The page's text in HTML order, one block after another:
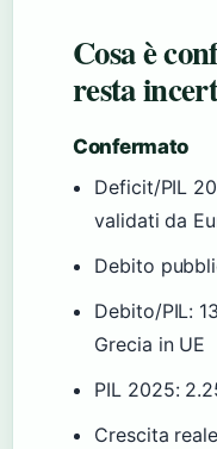
Cosa è
resta
Confermato
Deficit/PIL
validati da
Debito
Debito/PIL:
Grecia in UE
PIL 2025:
Crescita